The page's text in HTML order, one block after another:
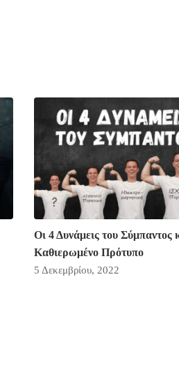
Οι 4 Δυνάμεις του Σύμπαντος
Καθιερωμένο Πρότυπο
5 Δεκεμβρίου, 2022